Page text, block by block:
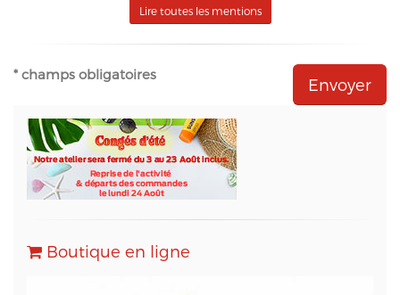
- S.A.S. Aptetude (www.france-signaletique.com)
en qualité de propriétaire du site web et
récipiendaire des formulaires,
- Natural-net (www.natural-net.fr) en qualité
- Kiubi (www.kiubi.com) en qualité d'opérateur
technique du site web,
- OVH (www.ovh.com) en qualité d'hébergeur du
site web,
- Sarbacane (www.sarbacane.com) en tant que
d'Emailing, Newsletters, SMS, Emails
Transactionnels (SMTP) et pour le Marketing
Automation.
Lire toutes les mentions
* champs obligatoires
Boutique en ligne